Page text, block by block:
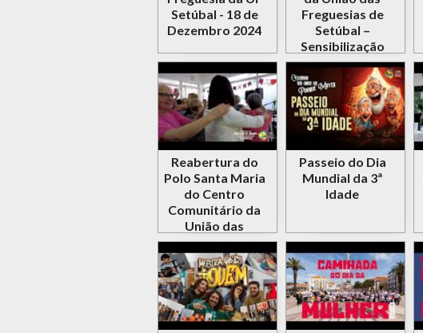
Setúbal - 18 de
Dezembro 2024
Freguesias de
Setúbal –
Sensibilização
para o não
abandono de
animais 🦊🐶
Reabertura do
Polo Santa Maria
do Centro
Comunitário da
União das
Freguesias de
Setúbal
Passeio do Dia
Mundial da 3ª
Idade